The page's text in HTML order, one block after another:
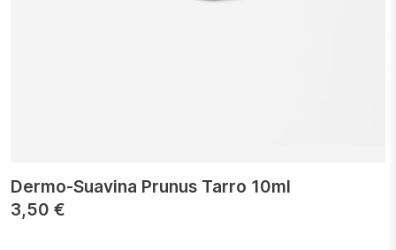
Dermo-Suavina Prunus Tarro 10ml
3,50 €